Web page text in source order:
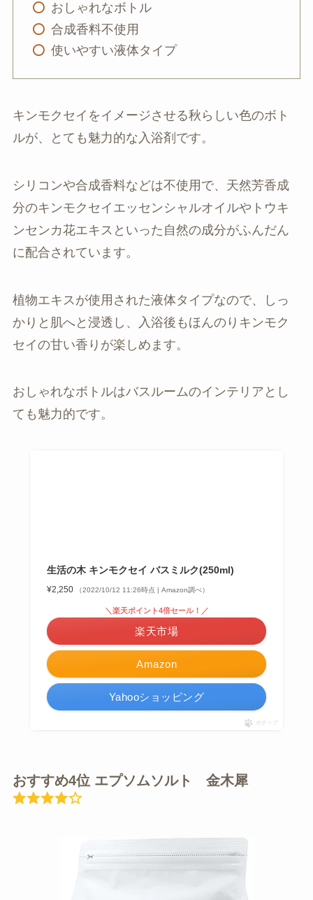
おしゃれなボトル
合成香料不使用
使いやすい液体タイプ
キンモクセイをイメージさせる秋らしい色のボト
ルが、とても魅力的な入浴剤です。
シリコンや合成香料などは不使用で、天然芳香成
分のキンモクセイエッセンシャルオイルやトウキ
ンセンカ花エキスといった自然の成分がふんだん
に配合されています。
植物エキスが使用された液体タイプなので、しっ
かりと肌へと浸透し、入浴後もほんのりキンモク
セイの甘い香りが楽しめます。
おしゃれなボトルはバスルームのインテリアとし
ても魅力的です。
生活の木 キンモクセイ バスミルク(250ml)
¥2,250 （2022/10/12 11:26時点 | Amazon調べ）
Amazon
＼楽天ポイント4倍セール！／
楽天市場
Yahooショッピング
ポチップ
おすすめ4位 エプソムソルト 金木犀